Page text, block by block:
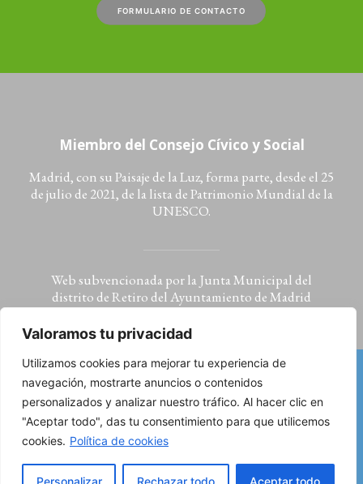
Valoramos tu privacidad
Utilizamos cookies para mejorar tu experiencia de
navegación, mostrarte anuncios o contenidos
personalizados y analizar nuestro tráfico. Al hacer clic en
"Aceptar todo", das tu consentimiento para que utilicemos
cookies. Política de cookies
Personalizar Rechazar todo Aceptar todo
FORMULARIO DE CONTACTO
Miembro del Consejo Cívico y Social
Madrid, con su Paisaje de la Luz, forma parte, desde el 25
de julio de 2021, de la lista de Patrimonio Mundial de la
UNESCO.
Web subvencionada por la Junta Municipal del
distrito de Retiro del Ayuntamiento de Madrid
Aviso legal: condiciones de uso, política de privacidad
y cookies
©2023 Asociación de Amigos de los Jardines del Buen
Retiro
Registrada en el Ayuntamiento de Madrid y la Comunidad de
Madrid | CIF: G88038385